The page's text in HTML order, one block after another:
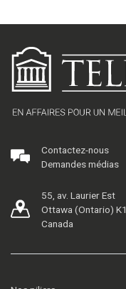
Contactez-nous
Demandes médias
55, av. Laurier Est
Ottawa (Ontario)
Canada